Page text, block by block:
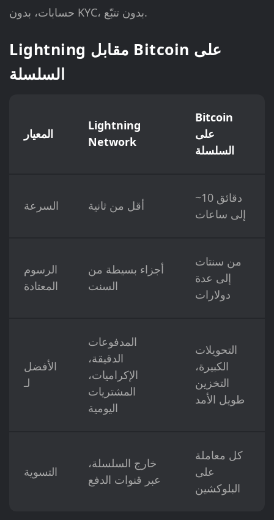
حسابات، بدون KYC، بدون تتبّع.
Lightning مقابل Bitcoin على
السلسلة
المعيار
Lightning
Network
Bitcoin
على
السلسلة
السرعة أقل من ثانية
~10 دقائق
إلى ساعات
الرسوم
المعتادة
أجزاء بسيطة من
السنت
من سنتات
إلى عدة
دولارات
الأفضل
لـ
المدفوعات
الدقيقة،
الإكراميات،
المشتريات
اليومية
التحويلات
الكبيرة،
التخزين
طويل الأمد
التسوية
خارج السلسلة،
عبر قنوات الدفع
كل معاملة
على
البلوكشين